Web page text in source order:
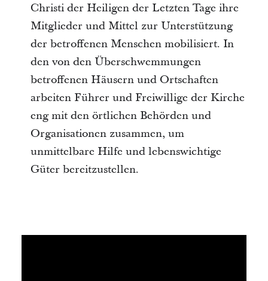
Christi der Heiligen der Letzten Tage ihre
Mitglieder und Mittel zur Unterstützung
der betroffenen Menschen mobilisiert. In
den von den Überschwemmungen
betroffenen Häusern und Ortschaften
arbeiten Führer und Freiwillige der Kirche
eng mit den örtlichen Behörden und
Organisationen zusammen, um
unmittelbare Hilfe und lebenswichtige
Güter bereitzustellen.